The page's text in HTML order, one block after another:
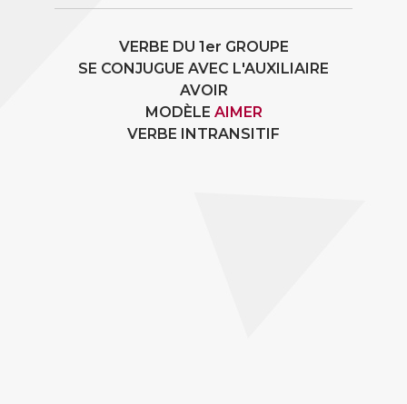
VERBE DU 1er GROUPE
SE CONJUGUE AVEC L'AUXILIAIRE
AVOIR
MODÈLE AIMER
VERBE INTRANSITIF